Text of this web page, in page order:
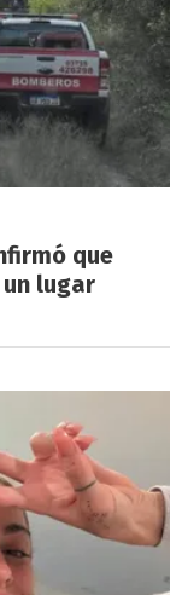
que
lugar